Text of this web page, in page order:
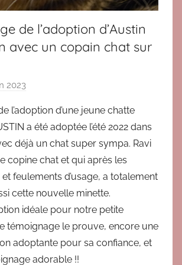
de l’adoption d’Austin
avec un copain chat sur
2023
r
B
r
i
g
i
t
l’adoption d’une jeune chatte
a été adoptée l’été 2022 dans
déjà un chat super sympa. Ravi
copine chat et qui après les
feulements d’usage, a totalement
cette nouvelle minette.
idéale pour notre petite
témoignage le prouve, encore une
adoptante pour sa confiance, et
adorable !!